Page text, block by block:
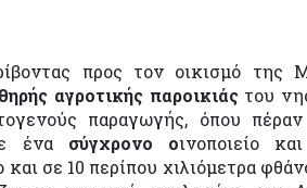
προς τον οικισμό της
αγροτικής παροικιάςτου
παραγωγής, όπου
ένα σύγχρονο οινοποιείο
σε 10 περίπου χιλιόμετρα